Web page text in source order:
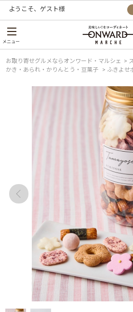
ようこそ、 ゲスト様
メニュー
お取り寄せグルメならオンワード・マルシェ >
かき・あられ・かりんとう・豆菓子
> ふきよせ